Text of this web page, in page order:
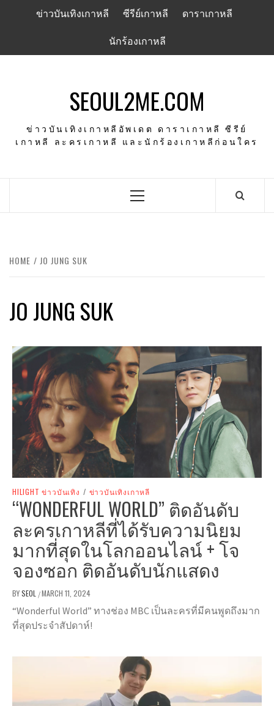
ข่าวบันเทิงเกาหลี ซีรีย์เกาหลี ดาราเกาหลี
นักร้องเกาหลี
SEOUL2ME.COM
ข่าวบันเทิงเกาหลีอัพเดต ดาราเกาหลี ซีรีย์
เกาหลี ละครเกาหลี และนักร้องเกาหลีก่อนใคร
Primary
HOME JO JUNG SUK
JO JUNG SUK
HILIGHT ข่าวบันเทิง / ข่าวบันเทิงเกาหลี
“WONDERFUL WORLD” ติดอันดับ
ละครเกาหลีที่ได้รับความนิยม
มากที่สุดในโลกออนไลน์ + โจ
จองซอก ติดอันดับนักแสดง
BYSEOL /MARCH 11, 2024
“Wonderful World” ทางช่อง MBC เป็นละครที่มีคนพูดถึงมาก
ที่สุดประจำสัปดาห์!